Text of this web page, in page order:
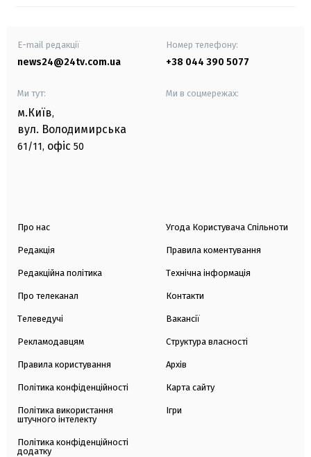
E-mail редакції
news24@24tv.com.ua
Номер телефону:
+38 044 390 5077
Ми тут:
м.Київ,
вул. Володимирська
61/11, офіс 50
Ми в соцмережах:
Про нас
Редакція
Редакційна політика
Про телеканал
Телеведучі
Рекламодавцям
Правила користування
Політика конфіденційності
Політика використання
штучного інтелекту
Політика конфіденційності
додатку
Угода Користувача Спільноти
Правила коментування
Технічна інформація
Контакти
Вакансії
Структура власності
Архів
Карта сайту
Ігри